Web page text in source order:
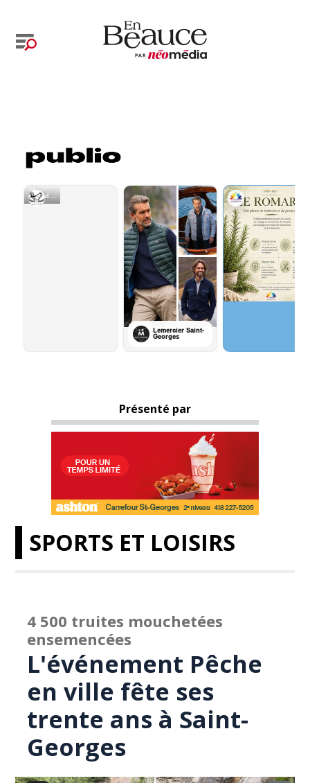
Présenté par
SPORTS ET LOISIRS
4 500 truites mouchetées
ensemencées
L'événement Pêche
en ville fête ses
trente ans à Saint-
Georges